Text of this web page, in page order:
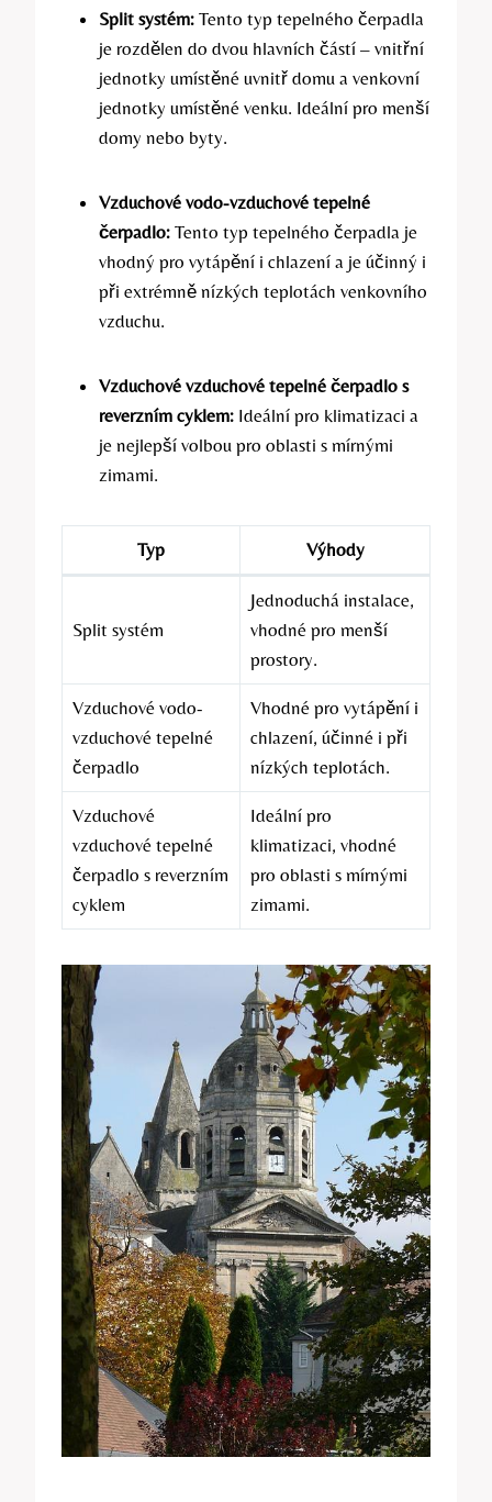
Split systém: Tento typ tepelného čerpadla
je rozdělen do dvou hlavních částí – vnitřní
jednotky umístěné uvnitř domu a venkovní
jednotky umístěné venku. Ideální pro menší
domy nebo byty.
Vzduchové vodo-vzduchové tepelné
čerpadlo: Tento typ tepelného čerpadla je
vhodný pro vytápění i chlazení a je účinný i
při extrémně nízkých teplotách venkovního
vzduchu.
Vzduchové vzduchové tepelné čerpadlo s
reverzním cyklem: Ideální pro klimatizaci a
je nejlepší volbou pro oblasti s mírnými
zimami.
Typ Výhody
Split systém
Jednoduchá instalace,
vhodné pro menší
prostory.
Vzduchové vodo-
vzduchové tepelné
čerpadlo
Vhodné pro vytápění i
chlazení, účinné i při
nízkých teplotách.
Vzduchové
vzduchové tepelné
čerpadlo s reverzním
cyklem
Ideální pro
klimatizaci, vhodné
pro oblasti s mírnými
zimami.